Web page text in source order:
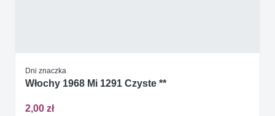
Dni znaczka
Włochy 1968 Mi 1291 Czyste **
2,00 zł